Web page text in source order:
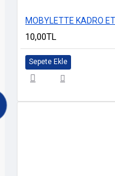
10,00TL
Sepete Ekle